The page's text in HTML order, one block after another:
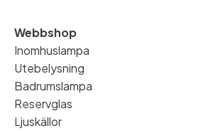
Webbshop
Inomhuslampa
Utebelysning
Badrumslampa
Reservglas
Ljuskällor